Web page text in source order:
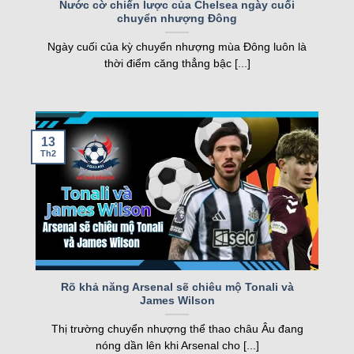
Loading more...
nghiệp, kqbd ngày càng khẳng định vị thế của
mình.
Các tính năng nổi bật của Kqbd – Kết
Một số tính năng nổi bật của kqbd
Trang web sở hữu nhiều tính năng vượt trội, đáp
ứng nhu cầu của cả người hâm mộ và cược thủ.
Nước cờ chiến lược của Chelsea ngày cuối
chuyển nhượng Đông
Ngày cuối của kỳ chuyển nhượng mùa Đông luôn là
thời điểm căng thẳng bậc [...]
Rõ khả năng Arsenal sẽ chiêu mộ Tonali và
James Wilson
Thị trường chuyển nhượng thể thao châu Âu đang
nóng dần lên khi Arsenal cho [...]
13
Th2